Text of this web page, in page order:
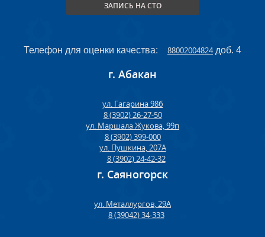
ЗАПИСЬ НА СТО
Телефон для оценки качества: 88002004824доб. 4
г. Абакан
ул. Гагарина 98б
8 (3902) 26-27-50
ул. Маршала Жукова, 99п
8 (3902) 399-000
ул. Пушкина, 207А
8 (3902) 24-42-32
г. Саяногорск
ул. Металлургов, 29А
8 (39042) 34-333